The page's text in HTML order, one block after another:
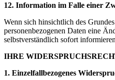
12. Information im Falle einer
Wenn sich hinsichtlich des
personenbezogenen Daten eine
selbstverständlich sofort
IHRE
1. Einzelfallbezogenes